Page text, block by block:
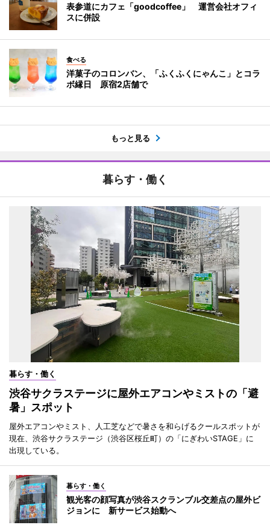
表参道にカフェ「goodcoffee」 運営会社オフィ
スに併設
食べる
洋菓子のコロンバン、「ふくふくにゃんこ」とコラ
ボ縁日 原宿2店舗で
もっと見る
暮らす・働く
暮らす・働く
渋谷サクラステージに屋外エアコンやミストの「避
暑」スポット
屋外エアコンやミスト、人工芝などで暑さを和らげるクールスポットが
現在、渋谷サクラステージ（渋谷区桜丘町）の「にぎわいSTAGE」に
出現している。
暮らす・働く
観光客の顔写真が渋谷スクランブル交差点の屋外ビ
ジョンに 新サービス始動へ